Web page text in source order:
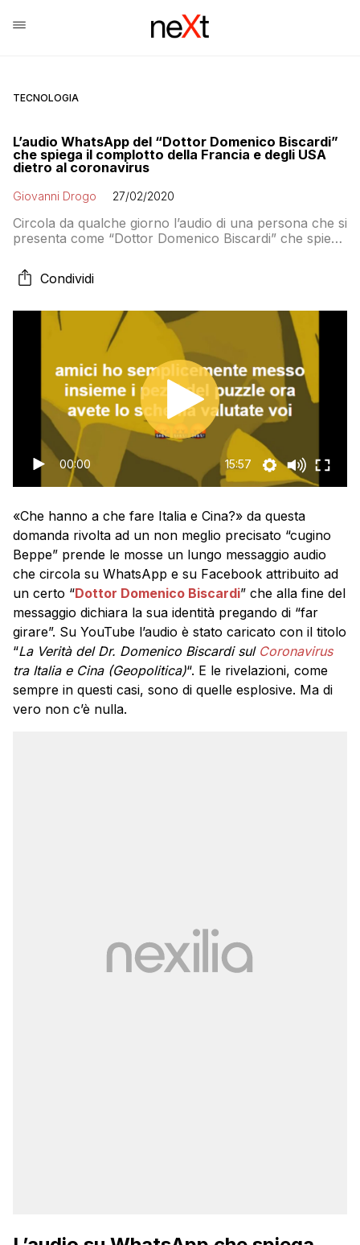
TECNOLOGIA
L’audio WhatsApp del “Dottor Domenico Biscardi”
che spiega il complotto della Francia e degli USA
dietro al coronavirus
Giovanni Drogo 27/02/2020
Circola da qualche giorno l’audio di una persona che si
presenta come “Dottor Domenico Biscardi” che spiega
USA per punire l’Italia perché Di Maio ha stipulato un
accordo con Pechino sulla nuova Via della Seta. Ma
Condividi
00:00 15:57
«Che hanno a che fare Italia e Cina?» da questa
domanda rivolta ad un non meglio precisato “cugino
Beppe” prende le mosse un lungo messaggio audio
che circola su WhatsApp e su Facebook attribuito ad
un certo “Dottor Domenico Biscardi” che alla fine del
messaggio dichiara la sua identità pregando di “far
girare”. Su YouTube l’audio è stato caricato con il titolo
“La Verità del Dr. Domenico Biscardi sul Coronavirus
tra Italia e Cina (Geopolitica)“. E le rivelazioni, come
sempre in questi casi, sono di quelle esplosive. Ma di
vero non c’è nulla.